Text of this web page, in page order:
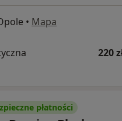
• Mapa
220
płatności